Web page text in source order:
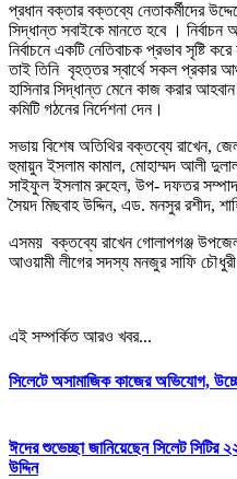
প্রধান বক্তার বক্তব্যে নেতাকর্মীদের
সিদ্ধান্ত সবাইকে মানতে হবে ।
নির্বাচনে একটি নেতিবাচক প্রভাব সৃষ্টি করে
তাই তিনি বৃহত্তর স্বার্থে সকল প্রকার
হাসিনার সিদ্ধান্ত মেনে কাজ করার
কমিটি গঠনের নির্দেশনা দেন।
সভায় বিশেষ অতিথির বক্তব্যে রাখেন,
হুমায়ুন ইসলাম কামাল, মোহাম্মদ আলী
সাইফুল ইসলাম রুহেল, উপ- দফতর
সৈয়দ মিছবাহ উদ্দিন, এড. মনসুর রশীদ,
এসময় বক্তব্যে রাখেন গোলাপগঞ্জ উপজেলা
আওয়ামী লীগের সদস্য মনজুর সাফি
এই সম্পর্কিত আরও খবর...
সিলেটে অসামাজিক কাজের অভিযোগ,
ঈদের শুভেচ্ছা জানিয়েছেন সিলেট সিটির
উদ্দিন